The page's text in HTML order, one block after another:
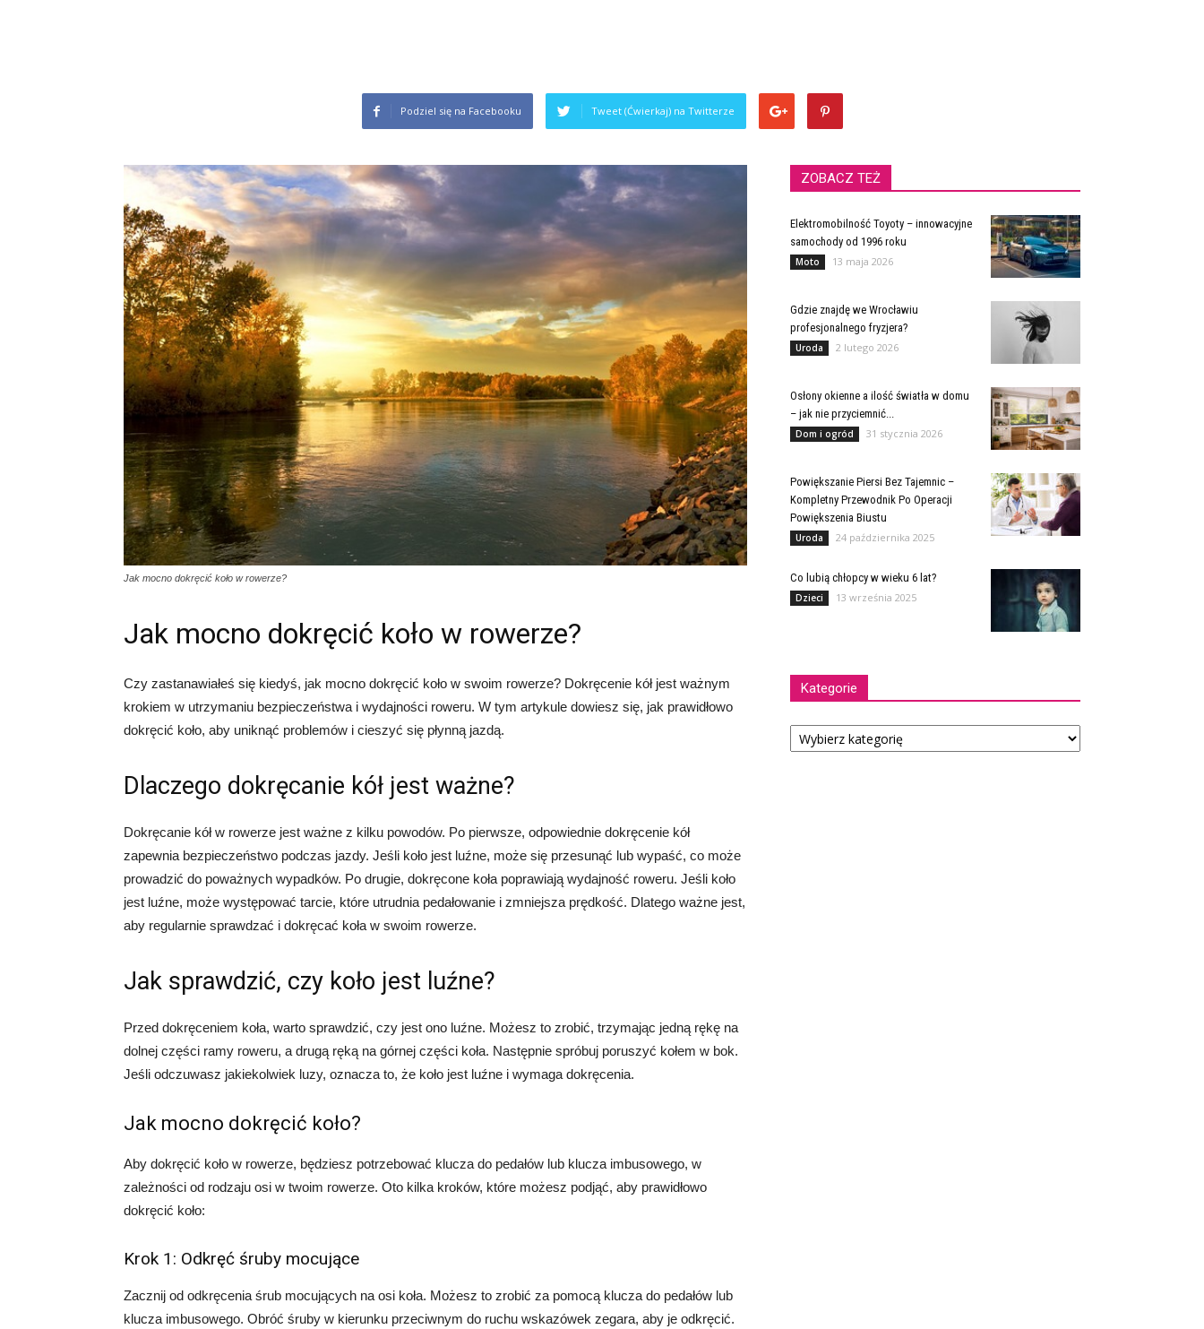
Podziel się na Facebooku Tweet (Ćwierkaj) na Twitterze
Jak mocno dokręcić koło w rowerze?
Jak mocno dokręcić koło w rowerze?
Czy zastanawiałeś się kiedyś, jak mocno dokręcić koło w swoim rowerze? Dokręcenie kół jest ważnym
krokiem w utrzymaniu bezpieczeństwa i wydajności roweru. W tym artykule dowiesz się, jak prawidłowo
dokręcić koło, aby uniknąć problemów i cieszyć się płynną jazdą.
Dlaczego dokręcanie kół jest ważne?
Dokręcanie kół w rowerze jest ważne z kilku powodów. Po pierwsze, odpowiednie dokręcenie kół
zapewnia bezpieczeństwo podczas jazdy. Jeśli koło jest luźne, może się przesunąć lub wypaść, co może
prowadzić do poważnych wypadków. Po drugie, dokręcone koła poprawiają wydajność roweru. Jeśli koło
jest luźne, może występować tarcie, które utrudnia pedałowanie i zmniejsza prędkość. Dlatego ważne jest,
aby regularnie sprawdzać i dokręcać koła w swoim rowerze.
Jak sprawdzić, czy koło jest luźne?
Przed dokręceniem koła, warto sprawdzić, czy jest ono luźne. Możesz to zrobić, trzymając jedną rękę na
dolnej części ramy roweru, a drugą ręką na górnej części koła. Następnie spróbuj poruszyć kołem w bok.
Jeśli odczuwasz jakiekolwiek luzy, oznacza to, że koło jest luźne i wymaga dokręcenia.
Jak mocno dokręcić koło?
Aby dokręcić koło w rowerze, będziesz potrzebować klucza do pedałów lub klucza imbusowego, w
zależności od rodzaju osi w twoim rowerze. Oto kilka kroków, które możesz podjąć, aby prawidłowo
dokręcić koło:
Krok 1: Odkręć śruby mocujące
Zacznij od odkręcenia śrub mocujących na osi koła. Możesz to zrobić za pomocą klucza do pedałów lub
klucza imbusowego. Obróć śruby w kierunku przeciwnym do ruchu wskazówek zegara, aby je odkręcić.
ZOBACZ TEŻ
Elektromobilność Toyoty – innowacyjne
samochody od 1996 roku
Moto 13 maja 2026
Gdzie znajdę we Wrocławiu
profesjonalnego fryzjera?
Uroda 2 lutego 2026
Osłony okienne a ilość światła w domu
– jak nie przyciemnić...
Dom i ogród 31 stycznia 2026
Powiększanie Piersi Bez Tajemnic –
Kompletny Przewodnik Po Operacji
Powiększenia Biustu
Uroda 24 października 2025
Co lubią chłopcy w wieku 6 lat?
Dzieci 13 września 2025
Kategorie
Kategorie